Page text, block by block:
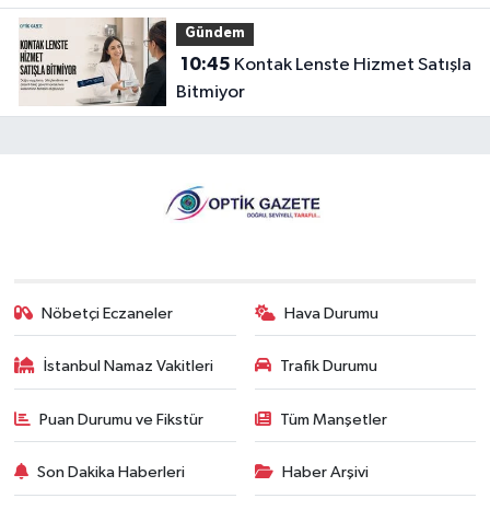
Gündem
10:45
Bitmiyor
Nöbetçi Eczaneler Hava Durumu
İstanbul Namaz Vakitleri Trafik Durumu
Puan Durumu ve Fikstür Tüm Manşetler
Son Dakika Haberleri Haber Arşivi